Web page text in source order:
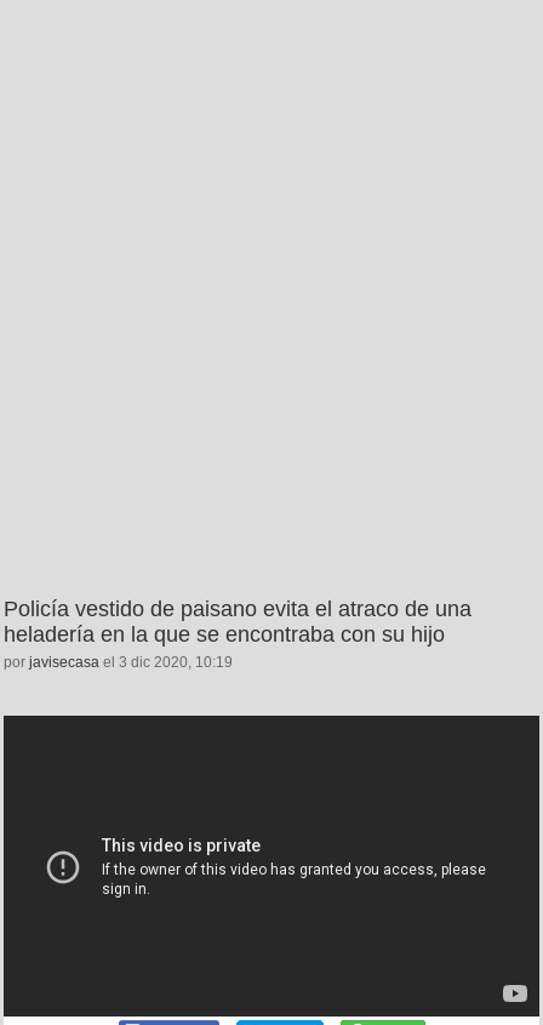
Policía vestido de paisano evita el atraco de una
heladería en la que se encontraba con su hijo
por javisecasa el 3 dic 2020, 10:19